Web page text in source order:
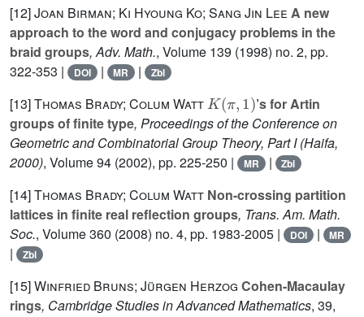
[12]Joan Birman; Ki Hyoung Ko; Sang Jin Lee A new
approach to the word and conjugacy problems in the
braid groups, Adv. Math., Volume 139 (1998) no. 2, pp.
322-353 |
DOI | MR | Zbl
[13]Thomas Brady; Colum Watt
π )
’s for Artin
groups of finite type, Proceedings of the Conference on
Geometric and Combinatorial Group Theory, Part I (Haifa,
2000), Volume 94 (2002), pp. 225-250 | MR | Zbl
[14]Thomas Brady; Colum Watt Non-crossing partition
lattices in finite real reflection groups, Trans. Am. Math.
Soc., Volume 360 (2008) no. 4, pp. 1983-2005 | DOI | MR
| Zbl
[15]Winfried Bruns; Jürgen Herzog Cohen-Macaulay
rings, Cambridge Studies in Advanced Mathematics, 39,